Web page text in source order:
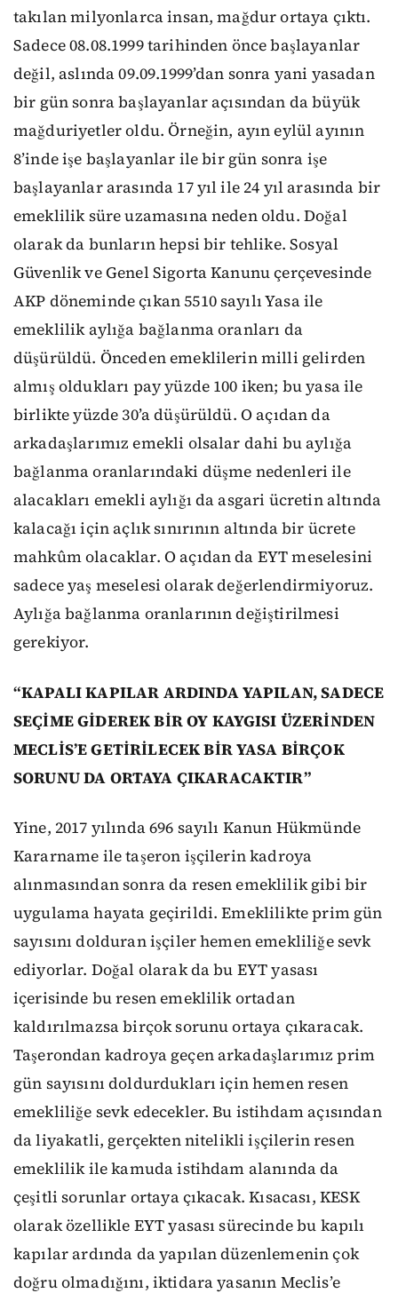
takılan milyonlarca insan, mağdur ortaya çıktı.
Sadece 08.08.1999 tarihinden önce başlayanlar
değil, aslında 09.09.1999’dan sonra yani yasadan
bir gün sonra başlayanlar açısından da büyük
mağduriyetler oldu. Örneğin, ayın eylül ayının
8’inde işe başlayanlar ile bir gün sonra işe
başlayanlar arasında 17 yıl ile 24 yıl arasında bir
emeklilik süre uzamasına neden oldu. Doğal
olarak da bunların hepsi bir tehlike. Sosyal
Güvenlik ve Genel Sigorta Kanunu çerçevesinde
AKP döneminde çıkan 5510 sayılı Yasa ile
emeklilik aylığa bağlanma oranları da
düşürüldü. Önceden emeklilerin milli gelirden
almış oldukları pay yüzde 100 iken; bu yasa ile
birlikte yüzde 30’a düşürüldü. O açıdan da
arkadaşlarımız emekli olsalar dahi bu aylığa
bağlanma oranlarındaki düşme nedenleri ile
alacakları emekli aylığı da asgari ücretin altında
kalacağı için açlık sınırının altında bir ücrete
mahkûm olacaklar. O açıdan da EYT meselesini
sadece yaş meselesi olarak değerlendirmiyoruz.
Aylığa bağlanma oranlarının değiştirilmesi
gerekiyor.
“KAPALI KAPILAR ARDINDA YAPILAN, SADECE
SEÇİME GİDEREK BİR OY KAYGISI ÜZERİNDEN
MECLİS’E GETİRİLECEK BİR YASA BİRÇOK
SORUNU DA ORTAYA ÇIKARACAKTIR”
Yine, 2017 yılında 696 sayılı Kanun Hükmünde
Kararname ile taşeron işçilerin kadroya
alınmasından sonra da resen emeklilik gibi bir
uygulama hayata geçirildi. Emeklilikte prim gün
sayısını dolduran işçiler hemen emekliliğe sevk
ediyorlar. Doğal olarak da bu EYT yasası
içerisinde bu resen emeklilik ortadan
kaldırılmazsa birçok sorunu ortaya çıkaracak.
Taşerondan kadroya geçen arkadaşlarımız prim
gün sayısını doldurdukları için hemen resen
emekliliğe sevk edecekler. Bu istihdam açısından
da liyakatli, gerçekten nitelikli işçilerin resen
emeklilik ile kamuda istihdam alanında da
çeşitli sorunlar ortaya çıkacak. Kısacası, KESK
olarak özellikle EYT yasası sürecinde bu kapılı
kapılar ardında da yapılan düzenlemenin çok
doğru olmadığını, iktidara yasanın Meclis’e